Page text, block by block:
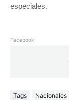
especiales.
Facebook
Tags Nacionales